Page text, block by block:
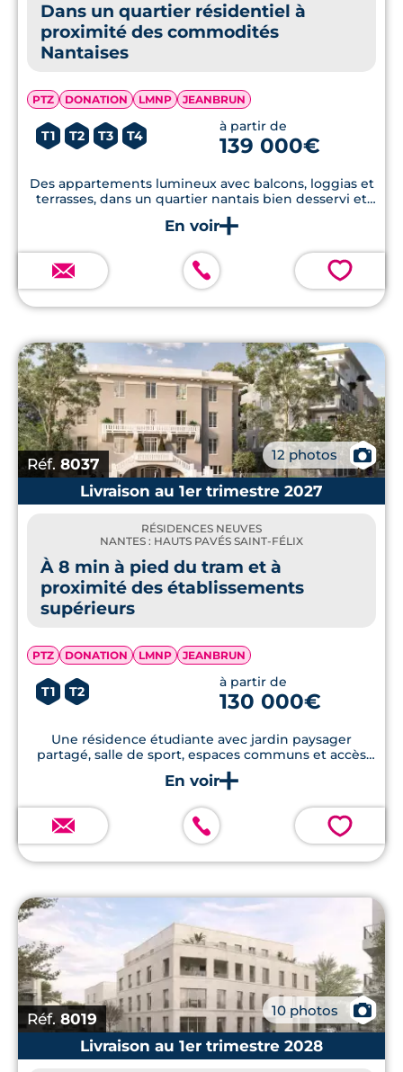
Dans un quartier résidentiel à
proximité des commodités
Nantaises
PTZ DONATION LMNP JEANBRUN
T1 T2 T3 T4
à partir de
139 000€
Des appartements lumineux avec balcons, loggias et
terrasses, dans un quartier nantais bien desservi et
pratique au quotidien.
💗
Réf. 8037 12 photos
📷
Livraison au 1er trimestre 2027
RÉSIDENCES NEUVES
NANTES : HAUTS PAVÉS SAINT-FÉLIX
À 8 min à pied du tram et à
proximité des établissements
supérieurs
PTZ DONATION LMNP JEANBRUN
T1 T2
à partir de
130 000€
Une résidence étudiante avec jardin paysager
partagé, salle de sport, espaces communs et accès
rapide au tram.
💗
Réf. 8019 10 photos
📷
Livraison au 1er trimestre 2028